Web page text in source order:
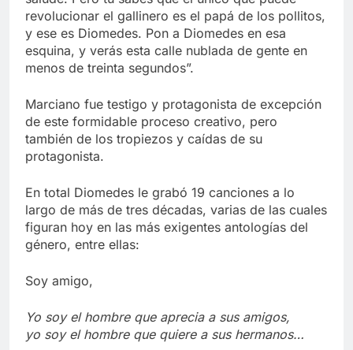
revolucionar el gallinero es el papá de los pollitos,
y ese es Diomedes. Pon a Diomedes en esa
esquina, y verás esta calle nublada de gente en
menos de treinta segundos”.
Marciano fue testigo y protagonista de excepción
de este formidable proceso creativo, pero
también de los tropiezos y caídas de su
protagonista.
En total Diomedes le grabó 19 canciones a lo
largo de más de tres décadas, varias de las cuales
figuran hoy en las más exigentes antologías del
género, entre ellas:
Soy amigo,
Yo soy el hombre que aprecia a sus amigos,
yo soy el hombre que quiere a sus hermanos…